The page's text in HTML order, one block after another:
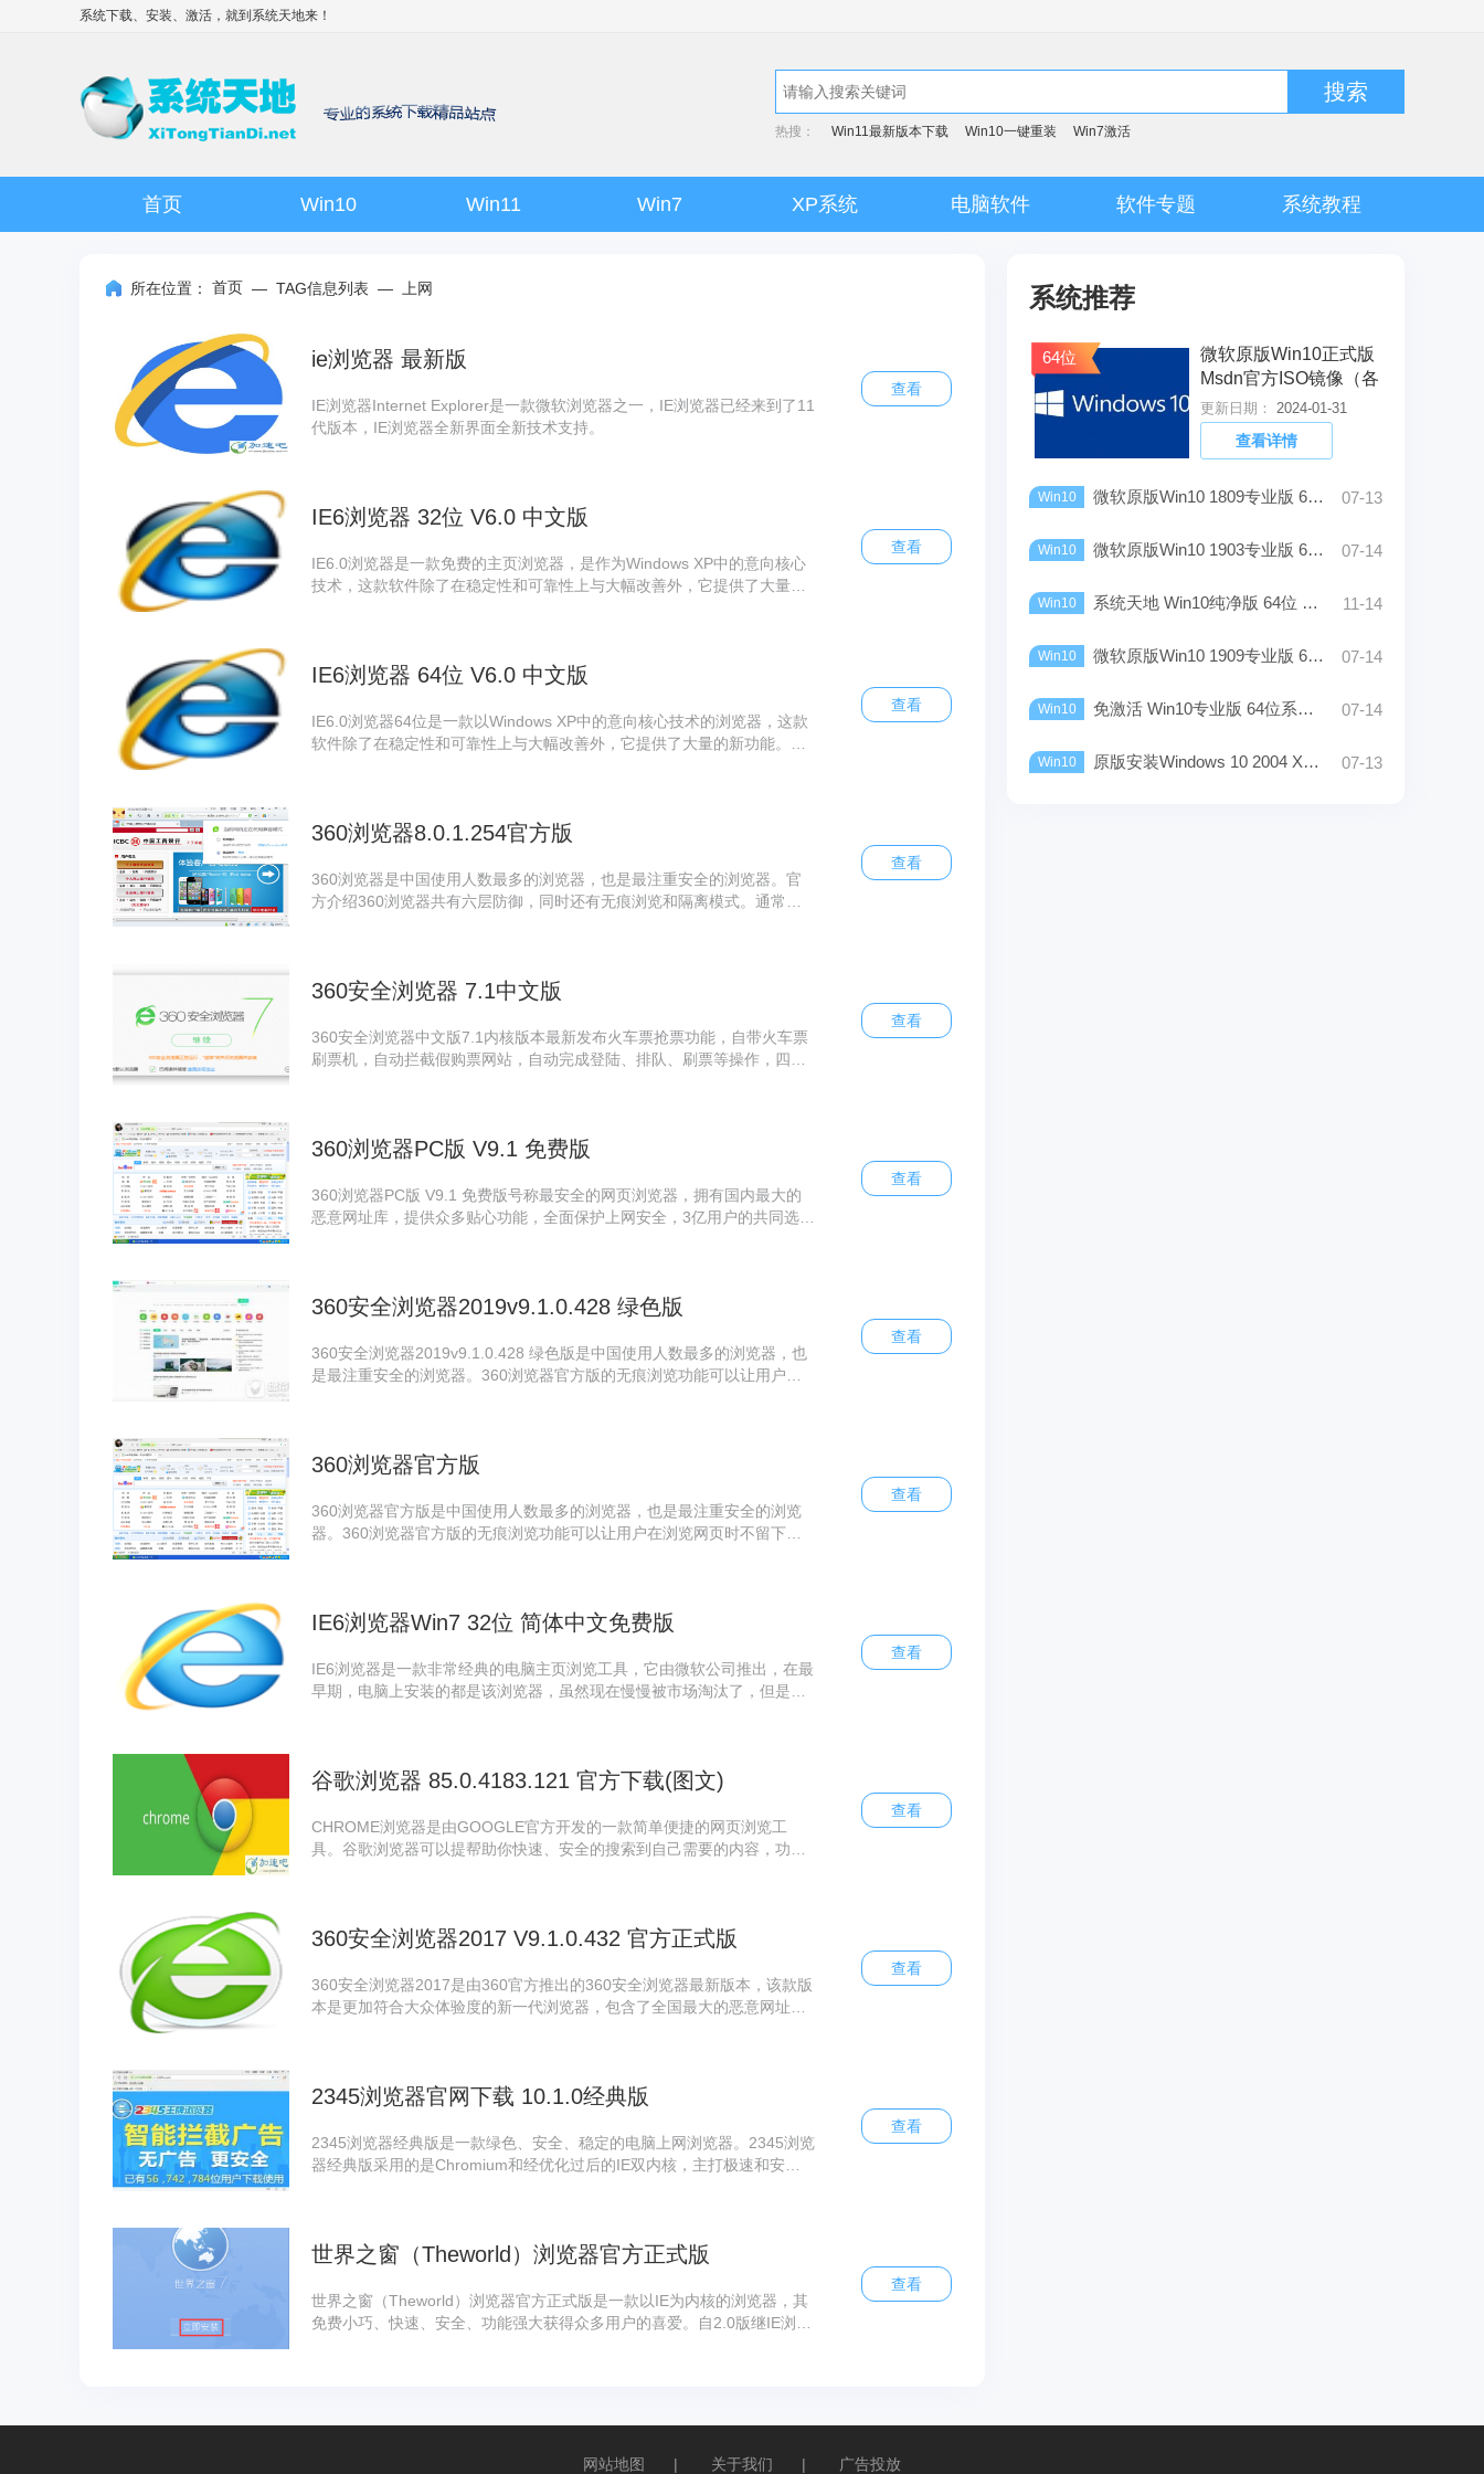
系统下载、安装、激活，就到 系统天地来！
搜索
热搜： Win11最新版本下载 Win10一键重装 Win7激活
首页 Win10 Win11 Win7 XP系统 电脑软件 软件专题 系统教程
所在位置： 首页 — TAG信息列表 — 上网
ie浏览器 最新版
IE浏览器Internet Explorer是一款微软浏览器之一，IE浏览器已经来到了11
代版本，IE浏览器全新界面全新技术支持。
查看
IE6浏览器 32位 V6.0 中文版
IE6.0浏览器是一款免费的主页浏览器，是作为Windows XP中的意向核心
技术，这款软件除了在稳定性和可靠性上与大幅改善外，它提供了大量的
查看
IE6浏览器 64位 V6.0 中文版
IE6.0浏览器64位是一款以Windows XP中的意向核心技术的浏览器，这款
软件除了在稳定性和可靠性上与大幅改善外，它提供了大量的新功能。欢
查看
360浏览器8.0.1.254官方版
360浏览器是中国使用人数最多的浏览器，也是最注重安全的浏览器。官
方介绍360浏览器共有六层防御，同时还有无痕浏览和隔离模式。通常浏
查看
360安全浏览器 7.1中文版
360安全浏览器中文版7.1内核版本最新发布火车票抢票功能，自带火车票
刷票机，自动拦截假购票网站，自动完成登陆、排队、刷票等操作，四大
查看
360浏览器PC版 V9.1 免费版
360浏览器PC版 V9.1 免费版号称最安全的网页浏览器，拥有国内最大的
恶意网址库，提供众多贴心功能，全面保护上网安全，3亿用户的共同选
查看
360安全浏览器2019v9.1.0.428 绿色版
360安全浏览器2019v9.1.0.428 绿色版是中国使用人数最多的浏览器，也
是最注重安全的浏览器。360浏览器官方版的无痕浏览功能可以让用户在
查看
360浏览器官方版
360浏览器官方版是中国使用人数最多的浏览器，也是最注重安全的浏览
器。360浏览器官方版的无痕浏览功能可以让用户在浏览网页时不留下访
查看
IE6浏览器Win7 32位 简体中文免费版
IE6浏览器是一款非常经典的电脑主页浏览工具，它由微软公司推出，在最
早期，电脑上安装的都是该浏览器，虽然现在慢慢被市场淘汰了，但是还
查看
谷歌浏览器 85.0.4183.121 官方下载(图文)
CHROME浏览器是由GOOGLE官方开发的一款简单便捷的网页浏览工
具。谷歌浏览器可以提帮助你快速、安全的搜索到自己需要的内容，功能
查看
360安全浏览器2017 V9.1.0.432 官方正式版
360安全浏览器2017是由360官方推出的360安全浏览器最新版本，该款版
本是更加符合大众体验度的新一代浏览器，包含了全国最大的恶意网址
查看
2345浏览器官网下载 10.1.0经典版
2345浏览器经典版是一款绿色、安全、稳定的电脑上网浏览器。2345浏览
器经典版采用的是Chromium和经优化过后的IE双内核，主打极速和安全
查看
世界之窗（Theworld）浏览器官方正式版
世界之窗（Theworld）浏览器官方正式版是一款以IE为内核的浏览器，其
免费小巧、快速、安全、功能强大获得众多用户的喜爱。自2.0版继IE浏览
查看
系统推荐
64位
微软原版Win10正式版
Msdn官方ISO镜像（各
版本）
更新日期： 2024-01-31
查看详情
Win10 微软原版Win10 1809专业版 64位 ISO镜像下载 07-13
Win10 微软原版Win10 1903专业版 64位 iso镜像Rtm下载 07-14
Win10 系统天地 Win10纯净版 64位 V2022下载_正版/稳定 11-14
Win10 微软原版Win10 1909专业版 64位 iso镜像Rtm下载 07-14
Win10 免激活 Win10专业版 64位系统下载_2022最新版 07-14
Win10 原版安装Windows 10 2004 X64位（超快，超好用） 07-13
网站地图 | 关于我们 | 广告投放